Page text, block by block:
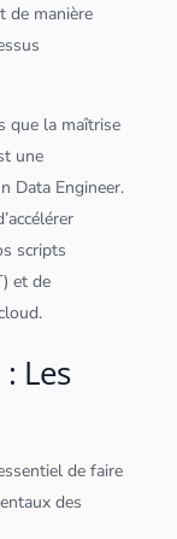
de manière
que la maîtrise
une
Data Engineer.
scripts
et de
.
Les
de faire
des